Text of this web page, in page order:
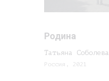
Родина
Татьяна Соболева
Россия, 2021